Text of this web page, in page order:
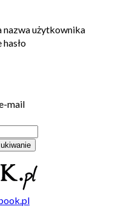
nazwa użytkownika
mail